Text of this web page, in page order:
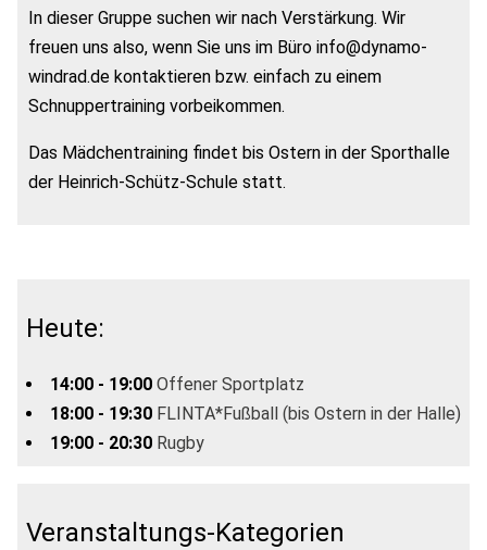
In dieser Gruppe suchen wir nach Verstärkung. Wir
freuen uns also, wenn Sie uns im Büro info@dynamo-
windrad.de kontaktieren bzw. einfach zu einem
Schnuppertraining vorbeikommen.
Das Mädchentraining findet bis Ostern in der Sporthalle
der Heinrich-Schütz-Schule statt.
Heute:
14:00 - 19:00 Offener Sportplatz
18:00 - 19:30 FLINTA*Fußball (bis Ostern in der Halle)
19:00 - 20:30 Rugby
Veranstaltungs-Kategorien